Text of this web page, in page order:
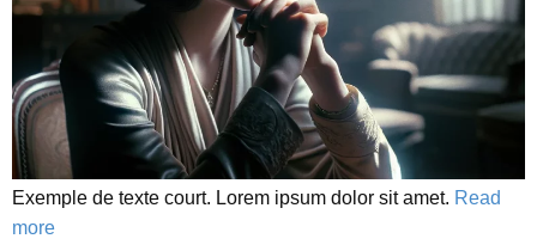
Exemple de texte court. Lorem ipsum dolor sit amet. Read
more